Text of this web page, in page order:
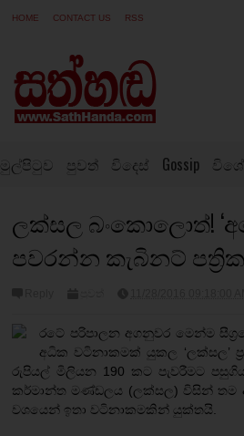
HOME CONTACT US RSS
මුල්පිටුව පුවත් විදෙස් Gossip
ලක්සල බංකොලොත්!
පවරන්න කැබිනට්
රටේ පරිපාලන අගනුවර මෙන්ම
අධික වටිනාකමක් යුකල ‘ලක්සල’
රුපියල් මිලියන 190 කට පැවරීමට
කර්මාන්ත මණ්ඩලය (ලක්සල) විසින් තම
වශයෙන් ඉතා වටිනාකමකින් යුක්තයි.